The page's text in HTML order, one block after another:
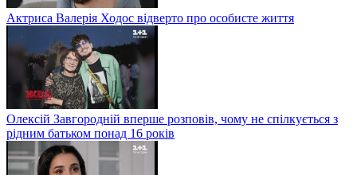
Актриса Валерія Ходос відверто про особисте життя
Олексій Завгородній вперше розповів, чому не спілкується з
рідним батьком понад 16 років